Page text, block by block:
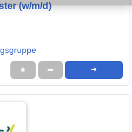
(w/m/d)
★ ➦ ➜